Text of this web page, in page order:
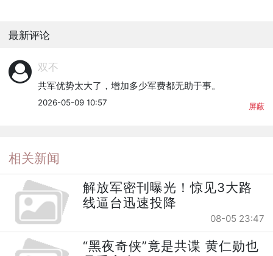
最新评论
双不
共军优势太大了，增加多少军费都无助于事。
2026-05-09 10:57 屏蔽
相关新闻
解放军密刊曝光！惊见3大路
线逼台迅速投降
08-05 23:47
“黑夜奇侠”竟是共谍 黄仁勋也